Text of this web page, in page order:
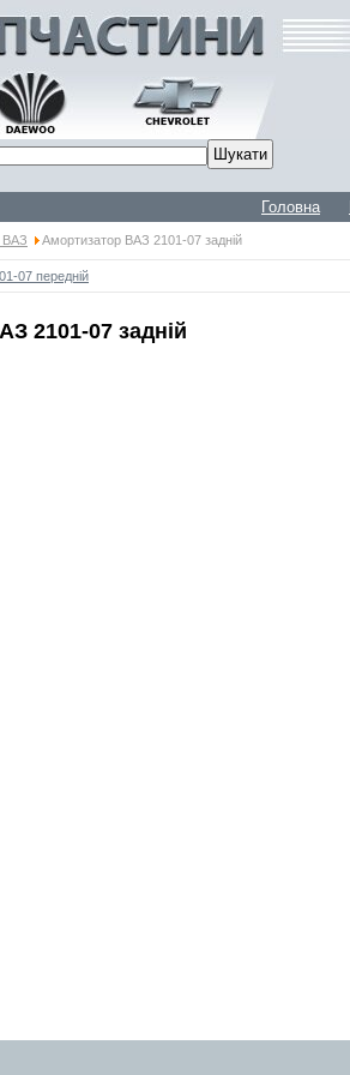
Головна
ВАЗ Амортизатор ВАЗ 2101-07 задній
07 передній
2101-07 задній